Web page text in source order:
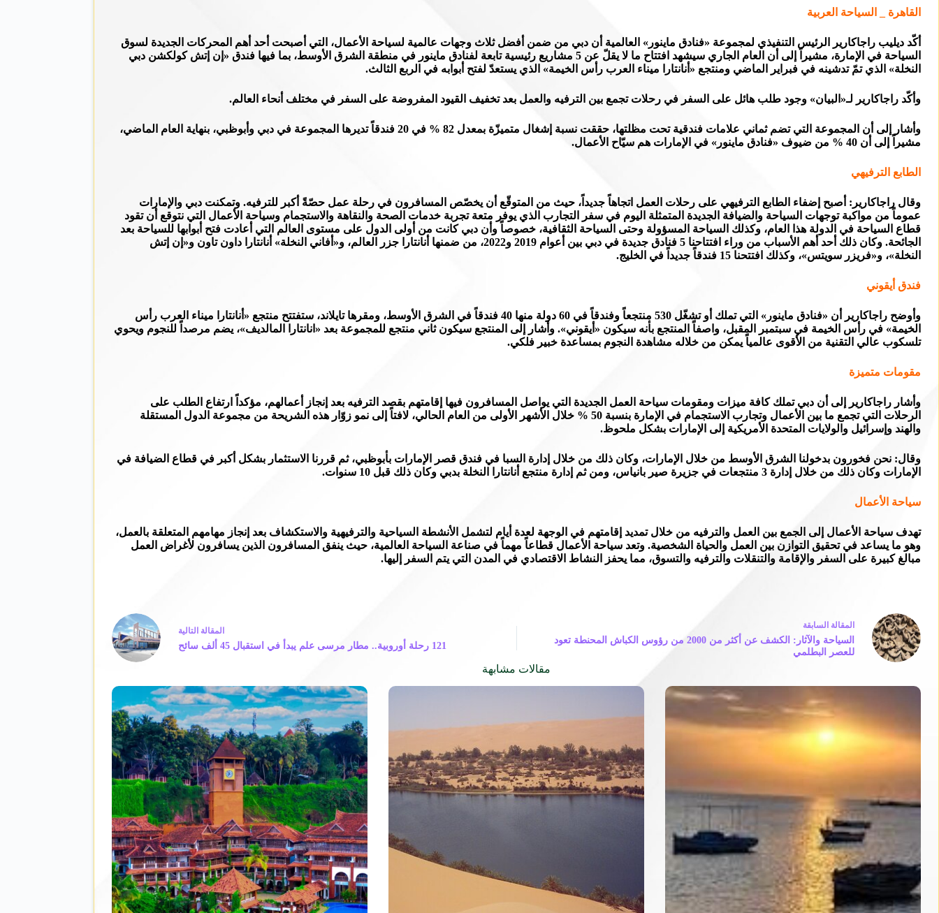
القاهرة _ السياحة العربية
أكّد ديليب راجاكارير الرئيس التنفيذي لمجموعة «فنادق ماينور» العالمية أن دبي من ضمن أفضل ثلاث وجهات عالمية لسياحة الأعمال، التي أصبحت أحد أهم المحركات الجديدة لسوق
السياحة في الإمارة، مشيراً إلى أن العام الجاري سيشهد افتتاح ما لا يقلّ عن 5 مشاريع رئيسية تابعة لفنادق ماينور في منطقة الشرق الأوسط، بما فيها فندق «إن إتش كولكشن دبي
النخلة» الذي تمّ تدشينه في فبراير الماضي ومنتجع «أنانتارا ميناء العرب رأس الخيمة» الذي يستعدّ لفتح أبوابه في الربع الثالث.
وأكّد راجاكارير لـ«البيان» وجود طلب هائل على السفر في رحلات تجمع بين الترفيه والعمل بعد تخفيف القيود المفروضة على السفر في مختلف أنحاء العالم.
وأشار إلى أن المجموعة التي تضم ثماني علامات فندقية تحت مظلتها، حققت نسبة إشغال متميزّة بمعدل 82 % في 20 فندقاً تديرها المجموعة في دبي وأبوظبي، بنهاية العام الماضي،
مشيراً إلى أن 40 % من ضيوف «فنادق ماينور» في الإمارات هم سيّاح الأعمال.
الطابع الترفيهي
وقال راجاكارير: أصبح إضفاء الطابع الترفيهي على رحلات العمل اتجاهاً جديداً، حيث من المتوقّع أن يخصّص المسافرون في رحلة عمل حصّةً أكبر للترفيه. وتمكنت دبي والإمارات
عموماً من مواكبة توجهات السياحة والضيافة الجديدة المتمثلة اليوم في سفر التجارب الذي يوفر متعة تجربة خدمات الصحة والنقاهة والاستجمام وسياحة الأعمال التي نتوقع أن تقود
قطاع السياحة في الدولة هذا العام، وكذلك السياحة المسؤولة وحتى السياحة الثقافية، خصوصاً وأن دبي كانت من أولى الدول على مستوى العالم التي أعادت فتح أبوابها للسياحة بعد
الجائحة. وكان ذلك أحد أهم الأسباب من وراء افتتاحنا 5 فنادق جديدة في دبي بين أعوام 2019 و2022، من ضمنها أنانتارا جزر العالم، و«أفاني النخلة» أنانتارا داون تاون و«إن إتش
النخلة»، و«فريزر سويتس»، وكذلك افتتحنا 15 فندقاً جديداً في الخليج.
فندق أيقوني
وأوضح راجاكارير أن «فنادق ماينور» التي تملك أو تشغّل 530 منتجعاً وفندقاً في 60 دولة منها 40 فندقاً في الشرق الأوسط، ومقرها تايلاند، ستفتتح منتجع «أنانتارا ميناء العرب رأس
الخيمة» في رأس الخيمة في سبتمبر المقبل، واصفاً المنتجع بأنه سيكون «أيقوني». وأشار إلى المنتجع سيكون ثاني منتجع للمجموعة بعد «انانتارا المالديف»، يضم مرصداً للنجوم ويحوي
تلسكوب عالي التقنية من الأقوى عالمياً يمكن من خلاله مشاهدة النجوم بمساعدة خبير فلكي.
مقومات متميزة
وأشار راجاكارير إلى أن دبي تملك كافة ميزات ومقومات سياحة العمل الجديدة التي يواصل المسافرون فيها إقامتهم بقصد الترفيه بعد إنجاز أعمالهم، مؤكداً ارتفاع الطلب على
الرحلات التي تجمع ما بين الأعمال وتجارب الاستجمام في الإمارة بنسبة 50 % خلال الأشهر الأولى من العام الحالي، لافتاً إلى نمو زوّار هذه الشريحة من مجموعة الدول المستقلة
والهند وإسرائيل والولايات المتحدة الأمريكية إلى الإمارات بشكل ملحوظ.
وقال: نحن فخورون بدخولنا الشرق الأوسط من خلال الإمارات، وكان ذلك من خلال إدارة السبا في فندق قصر الإمارات بأبوظبي، ثم قررنا الاستثمار بشكل أكبر في قطاع الضيافة في
الإمارات وكان ذلك من خلال إدارة 3 منتجعات في جزيرة صير بانياس، ومن ثم إدارة منتجع أنانتارا النخلة بدبي وكان ذلك قبل 10 سنوات.
سياحة الأعمال
تهدف سياحة الأعمال إلى الجمع بين العمل والترفيه من خلال تمديد إقامتهم في الوجهة لعدة أيام لتشمل الأنشطة السياحية والترفيهية والاستكشاف بعد إنجاز مهامهم المتعلقة بالعمل،
وهو ما يساعد في تحقيق التوازن بين العمل والحياة الشخصية. وتعد سياحة الأعمال قطاعاً مهماً في صناعة السياحة العالمية، حيث ينفق المسافرون الذين يسافرون لأغراض العمل
مبالغ كبيرة على السفر والإقامة والتنقلات والترفيه والتسوق، مما يحفز النشاط الاقتصادي في المدن التي يتم السفر إليها.
المقالة السابقة
السياحة والآثار: الكشف عن أكثر من 2000 من رؤوس الكباش المحنطة تعود
للعصر البطلمي
المقالة التالية
121 رحلة أوروبية.. مطار مرسى علم يبدأ في استقبال 45 ألف سائح
مقالات مشابهة